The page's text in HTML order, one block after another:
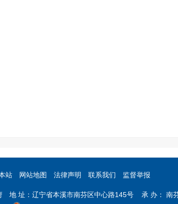
站 网站地图 法律声明 联系我们 监督举报
地 址：辽宁省本溪市南芬区中心路145号 承 办： 南